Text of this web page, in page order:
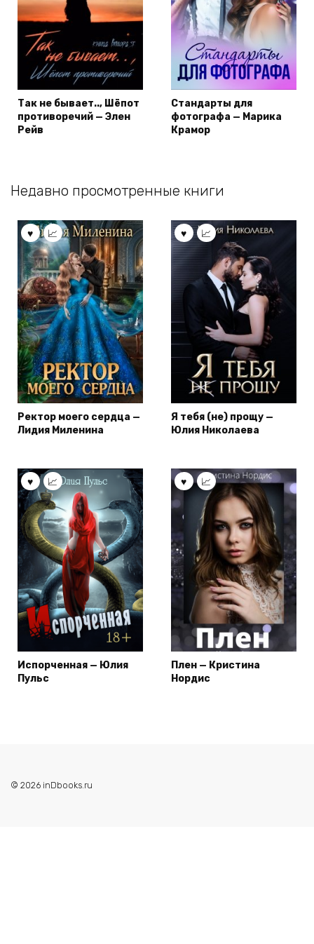
Так не бывает.., Шёпот
противоречий — Элен
Рейв
Стандарты для
фотографа — Марика
Крамор
Недавно просмотренные книги
Ректор моего сердца —
Лидия Миленина
Я тебя (не) прощу —
Юлия Николаева
Испорченная — Юлия
Пульс
Плен — Кристина
Нордис
© 2026 inDbooks.ru